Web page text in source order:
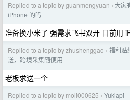
Replied to a topic by guanmengyuan › 大家
iPhone 的吗
准备换小米了 强需求飞书双开 目前用
Replied to a topic by zhushenggao › 福利贴
送，跨境采集随便用
老板求送一个
Replied to a topic by moli000625 › Yukiapi